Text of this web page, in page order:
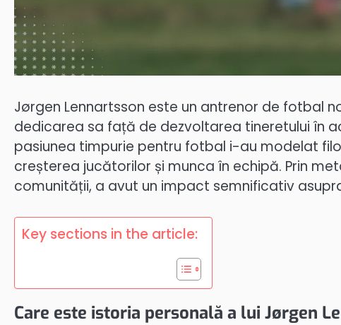
Jørgen Lennartsson este un antrenor de fotbal
dedicarea sa față de dezvoltarea tineretului în
pasiunea timpurie pentru fotbal i-au modelat
creșterea jucătorilor și munca în echipă. Prin
comunității, a avut un impact semnificativ
Key sections in the article:
Care este istoria personală a lui Jørgen